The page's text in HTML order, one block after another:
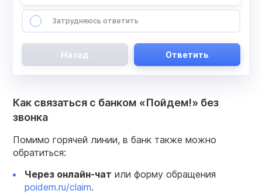
Затрудняюсь ответить
Назад Ответить
Как связаться с банком «Пойдем!» без
звонка
Помимо горячей линии, в банк также можно
обратиться:
Через онлайн-чат или форму обращения
poidem.ru/claim.